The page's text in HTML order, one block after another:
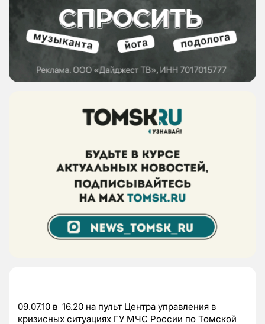
09.07.10 в 16.20 на пульт Центра управления в
кризисных ситуациях ГУ МЧС России по Томской